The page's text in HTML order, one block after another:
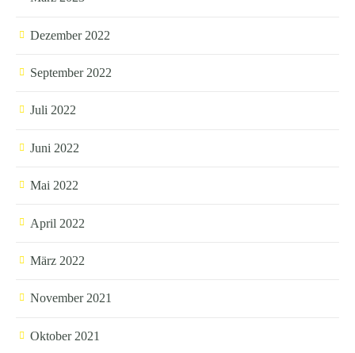
Dezember 2022
September 2022
Juli 2022
Juni 2022
Mai 2022
April 2022
März 2022
November 2021
Oktober 2021